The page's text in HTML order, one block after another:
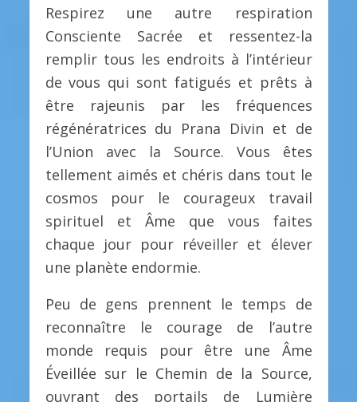
Respirez une autre respiration
Consciente Sacrée et ressentez-la
remplir tous les endroits à l’intérieur
de vous qui sont fatigués et prêts à
être rajeunis par les fréquences
régénératrices du Prana Divin et de
l’Union avec la Source. Vous êtes
tellement aimés et chéris dans tout le
cosmos pour le courageux travail
spirituel et Âme que vous faites
chaque jour pour réveiller et élever
une planète endormie.
Peu de gens prennent le temps de
reconnaître le courage de l’autre
monde requis pour être une Âme
Éveillée sur le Chemin de la Source,
ouvrant des portails de Lumière